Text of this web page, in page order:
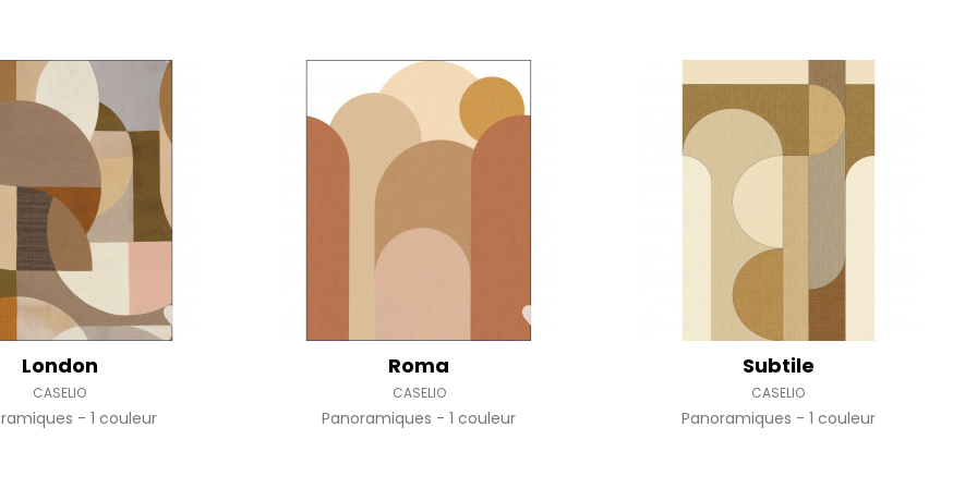
London
CASELIO
1 couleur
Roma
CASELIO
Panoramiques 1 couleur
Subtile
CASELIO
Panoramiques 1 couleur